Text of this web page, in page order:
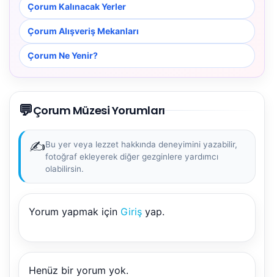
Çorum Kalınacak Yerler
Çorum Alışveriş Mekanları
Çorum Ne Yenir?
💬Çorum Müzesi Yorumları
✍️Bu yer veya lezzet hakkında deneyimini yazabilir,
fotoğraf ekleyerek diğer gezginlere yardımcı
olabilirsin.
Yorum yapmak için Giriş yap.
Henüz bir yorum yok.